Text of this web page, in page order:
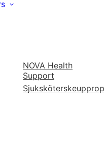
NOVA Health
Support